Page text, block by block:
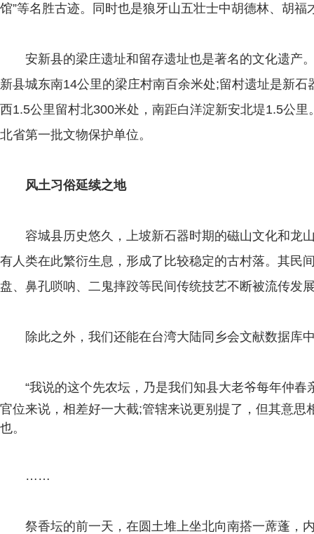
馆”等名胜古迹。同时也是狼牙山五壮士中胡德林、胡福
安新县的梁庄遗址和留存遗址也是著名的文化遗产
新县城东南14公里的梁庄村南百余米处;留村遗址是新
西1.5公里留村北300米处，南距白洋淀新安北堤1.5公
北省第一批文物保护单位。
风土习俗延续之地
容城县历史悠久，上坡新石器时期的磁山文化和龙
有人类在此繁衍生息，形成了比较稳定的古村落。其民
盘、鼻孔唢呐、二鬼摔跤等民间传统技艺不断被流传发
除此之外，我们还能在台湾大陆同乡会文献数据库
“我说的这个先农坛，乃是我们知县大老爷每年仲春
官位来说，相差好一大截;管辖来说更别提了，但其意思
也。
……
祭香坛的前一天，在圆土堆上坐北向南搭一蓆蓬，